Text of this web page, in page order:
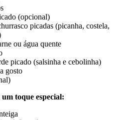
(opcional)
picadas (picanha, costela,
ou água quente
picado (salsinha e cebolinha)
gosto
toque especial: